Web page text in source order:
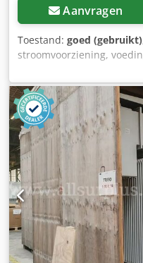
Aanvragen
Toestand: goed (gebruikt)
stroomvoorziening,
secundaire
schakelinstallatieblok
spanning: tot 24 kV -
Technische gegevens:
Afzonderlijke
schakelinstallatieblokken
Ujk -Prijs: per stuk -
Gewicht: 414 kg